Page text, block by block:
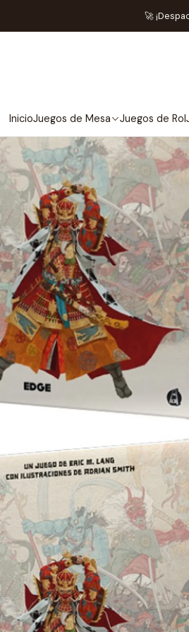
InicioJuegos de Mesa Juegos de Rol
🚀